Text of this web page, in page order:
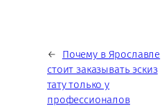
←
Почему в Ярославле
стоит заказывать эскиз
тату только у
профессионалов